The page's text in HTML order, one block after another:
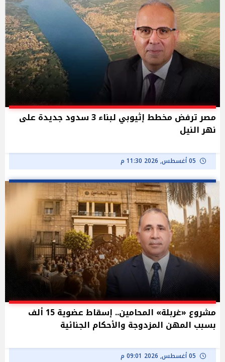
مصر ترفض مخطط إثيوبي لبناء 3 سدود جديدة على
نهر النيل
05 أغسطس, 2026 11:30 م
مشروع «غربلة» المحامين.. إسقاط عضوية 15 ألف
بسبب المهن المزدوجة والأحكام الجنائية
05 أغسطس, 2026 09:01 م